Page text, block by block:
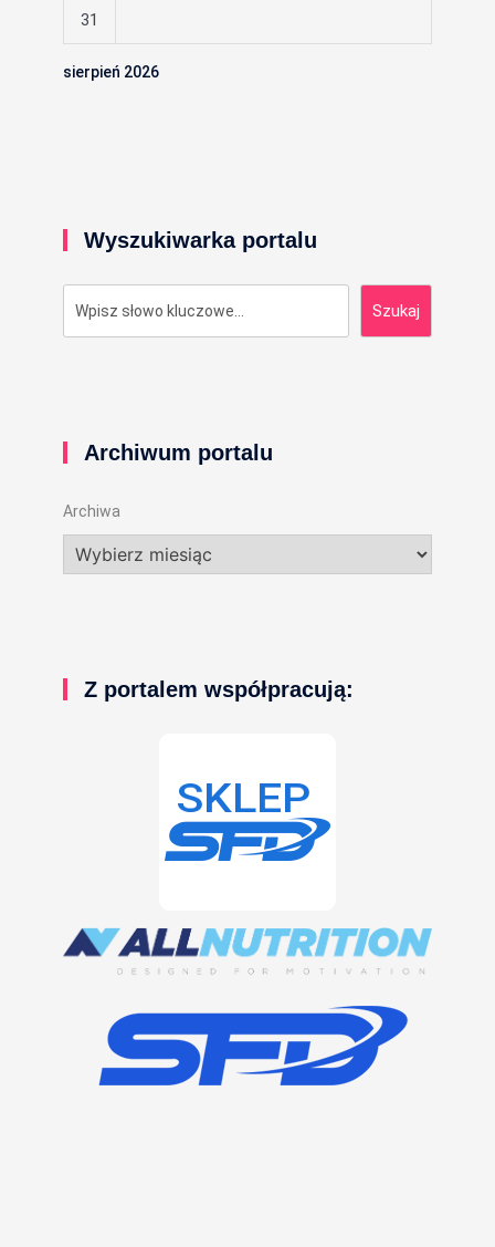
sierpień 2026
31
Wyszukiwarka portalu
Szukaj
Archiwum portalu
Archiwa
Z portalem współpracują: